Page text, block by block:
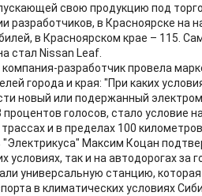
свою продукцию под
разработчиков, в Красноярске на
в Красноярском крае – 115.
стал Nissan Leaf.
компания-разработчик провела
города и края: "При каких
новый или подержанный
голосов, стало условие
и в пределах 100
"Электрикуса" Максим Коцан
условиях, так и на автодорогах за
универсальную станцию,
в климатических условиях